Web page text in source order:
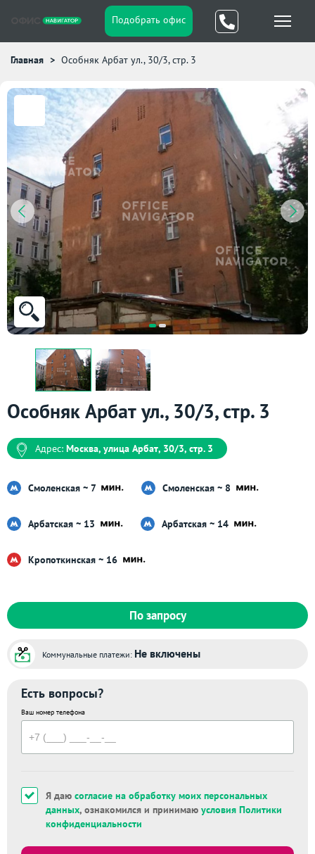
Подобрать офис
Главная Особняк Арбат ул., 30/3, стр. 3
Особняк Арбат ул., 30/3, стр. 3
Адрес: Москва, улица Арбат, 30/3, стр. 3
Смоленская ~ 7 Смоленская ~ 8
Арбатская ~ 13 Арбатская ~ 14
Кропоткинская ~ 16
По запросу
Коммунальные платежи: Не включены
Есть вопросы?
Ваш номер телефона
Я даю согласие на обработку моих персональных
данных, ознакомился и принимаю условия Политики
конфиденциальности